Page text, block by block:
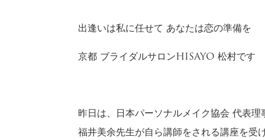
出逢いは私に任せて あなたは恋の準備を
京都 ブライダルサロンHISAYO 松村です
昨日は、日本パーソナルメイク協会 代表理
福井美余先生が自ら講師をされる講座を受